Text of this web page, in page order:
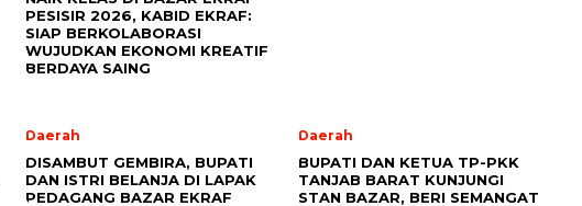
PESISIR 2026, KABID EKRAF:
SIAP BERKOLABORASI
WUJUDKAN EKONOMI KREATIF
BERDAYA SAING
Daerah
DISAMBUT GEMBIRA, BUPATI
DAN ISTRI BELANJA DI LAPAK
PEDAGANG BAZAR EKRAF
Daerah
BUPATI DAN KETUA TP-PKK
TANJAB BARAT KUNJUNGI
STAN BAZAR, BERI SEMANGAT